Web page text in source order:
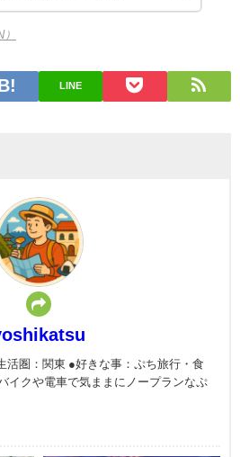
LINE
活圏：関東 ●好きな事：ぷち旅行・食
イクや電車で気ままにノープランなぷ